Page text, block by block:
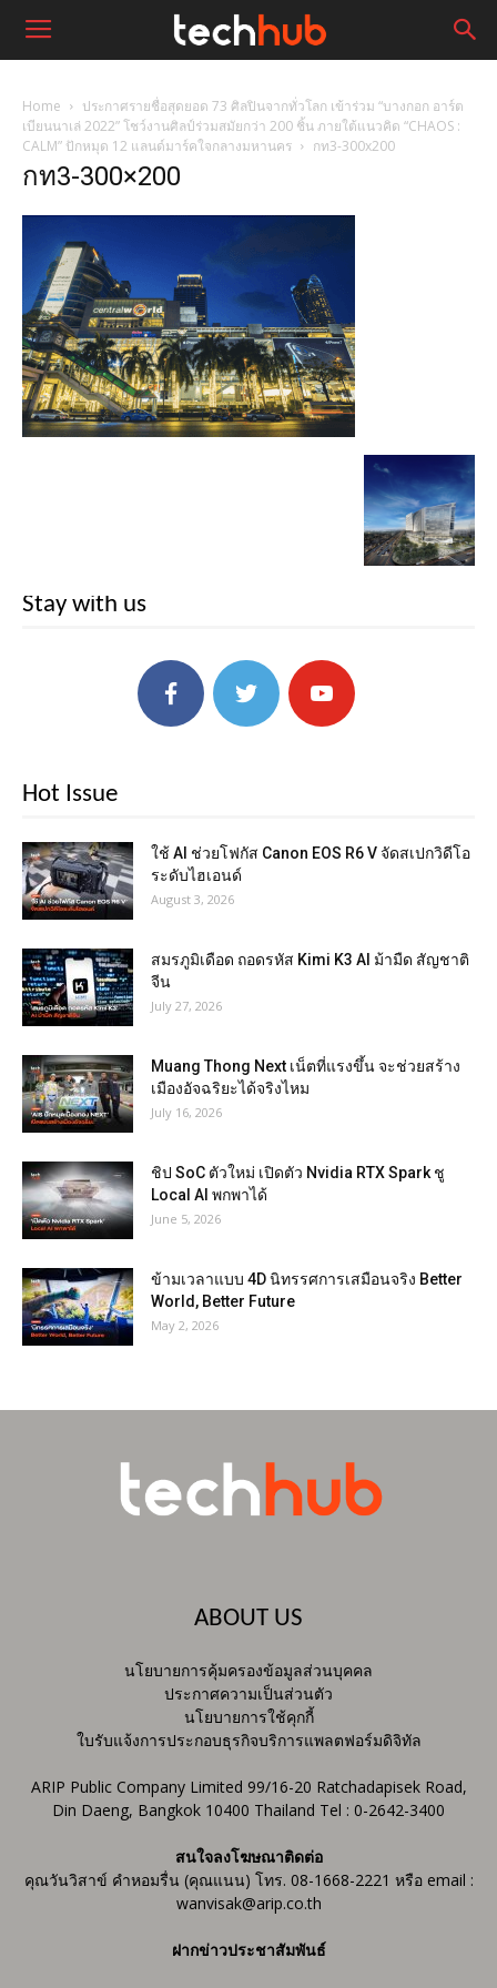
Home
ประกาศรายชื่อสุดยอด 73 ศิลปินจากทั่วโลก เข้าร่วม “บางกอก อาร์ต
เบียนนาเล่ 2022” โชว์งานศิลป์ร่วมสมัยกว่า 200 ชิ้น ภายใต้แนวคิด “CHAOS :
CALM” ปักหมุด 12 แลนด์มาร์คใจกลางมหานคร
กท3-300x200
กท3-300×200
Stay with us
Hot Issue
ใช้ AI ช่วยโฟกัส Canon EOS R6 V จัดสเปกวิดีโอ
ระดับไฮเอนด์
August 3, 2026
สมรภูมิเดือด ถอดรหัส Kimi K3 AI ม้ามืด สัญชาติ
จีน
July 27, 2026
Muang Thong Next เน็ตที่แรงขึ้น จะช่วยสร้าง
เมืองอัจฉริยะได้จริงไหม
July 16, 2026
ชิป SoC ตัวใหม่ เปิดตัว Nvidia RTX Spark ชู
Local AI พกพาได้
June 5, 2026
ข้ามเวลาแบบ 4D นิทรรศการเสมือนจริง Better
World, Better Future
May 2, 2026
ABOUT US
นโยบายการคุ้มครองข้อมูลส่วนบุคคล
ประกาศความเป็นส่วนตัว
นโยบายการใช้คุกกี้
ใบรับแจ้งการประกอบธุรกิจบริการแพลตฟอร์มดิจิทัล
ARIP Public Company Limited 99/16-20 Ratchadapisek Road,
Din Daeng, Bangkok 10400 Thailand Tel : 0-2642-3400
สนใจลงโฆษณาติดต่อ
คุณวันวิสาข์ คำหอมรื่น (คุณแนน) โทร. 08-1668-2221 หรือ email :
wanvisak@arip.co.th
ฝากข่าวประชาสัมพันธ์